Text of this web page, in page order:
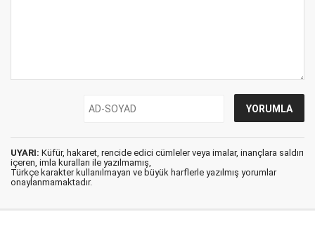
UYARI: Küfür, hakaret, rencide edici cümleler veya imalar, inançlara saldırı
içeren, imla kuralları ile yazılmamış,
Türkçe karakter kullanılmayan ve büyük harflerle yazılmış yorumlar
onaylanmamaktadır.